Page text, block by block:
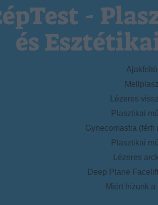
-
és
Lézeres
Plasztikai
Gynecomastia (férfi
Plasztikai
Lézeres
Deep Plane
Miért hízunk a